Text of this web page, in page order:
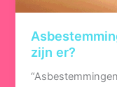
zijn er?